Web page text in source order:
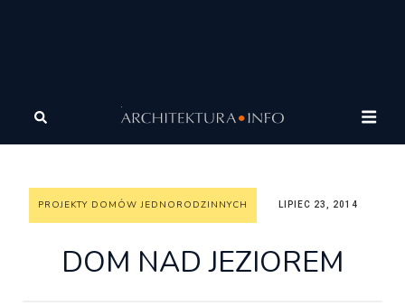
Architektura
domów jednorodzinnych
DOM NAD JEZIOREM
PROJEKTY DOMÓW JEDNORODZINNYCH LIPIEC 23, 2014
DOM NAD JEZIOREM